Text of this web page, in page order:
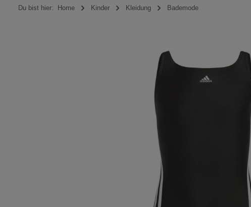
Du bist hier: Home Kinder Kleidung Bademode